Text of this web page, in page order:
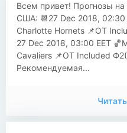
Всем привет! Прогнозы
США: 📆27 Dec 2018, 02:30
Charlotte Hornets 📌OT
27 Dec 2018, 03:00 EET
Cavaliers 📌OT Included
Рекомендуемая...